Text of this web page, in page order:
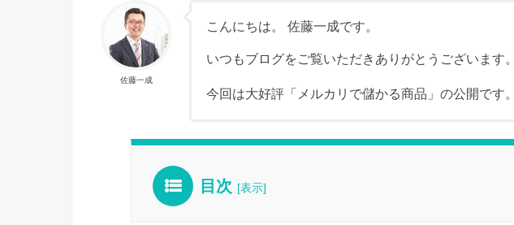
佐藤一成
こんにちは。 佐藤一成です。
いつもブログをご覧いただきありがとうございます。
今回は大好評「メルカリで儲かる商品」の公開です。
目次 [表示]